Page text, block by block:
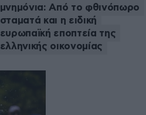
μνημόνια: Από το φθινόπωρο
σταματά και η ειδική
ευρωπαϊκή εποπτεία της
ελληνικής οικονομίας